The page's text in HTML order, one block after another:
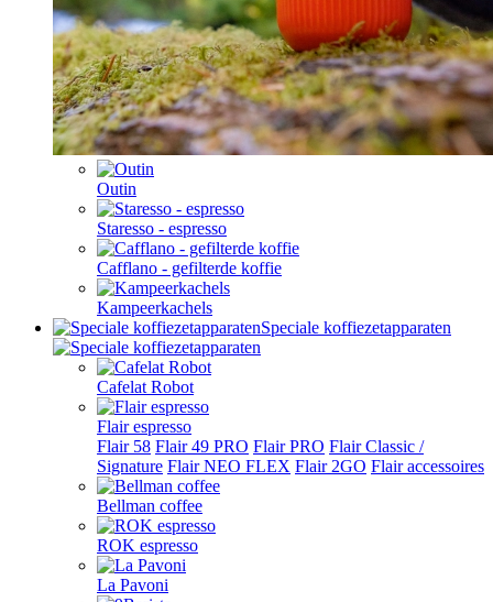
Outin
Staresso - espresso
Cafflano - gefilterde koffie
Kampeerkachels
Speciale koffiezetapparaten
Cafelat Robot
Flair espresso
Flair 58 Flair 49 PRO Flair PRO Flair Classic /
Signature Flair NEO FLEX Flair 2GO Flair accessoires
Bellman coffee
ROK espresso
La Pavoni